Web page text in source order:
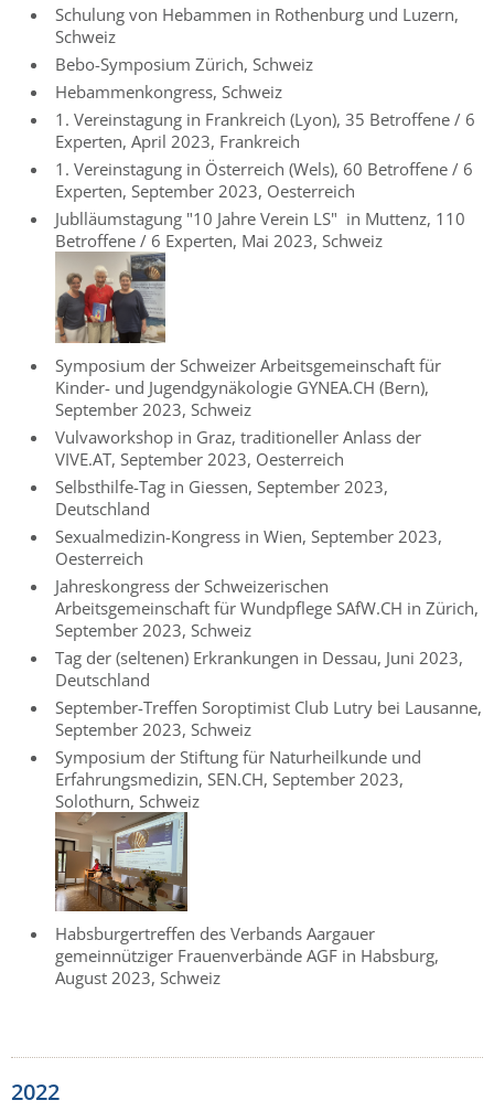
Schulung von Hebammen in Rothenburg und Luzern,
Schweiz
Bebo-Symposium Zürich, Schweiz
Hebammenkongress, Schweiz
1. Vereinstagung in Frankreich (Lyon), 35 Betroffene / 6
Experten, April 2023, Frankreich
1. Vereinstagung in Österreich (Wels), 60 Betroffene / 6
Experten, September 2023, Oesterreich
Jublläumstagung "10 Jahre Verein LS" in Muttenz, 110
Betroffene / 6 Experten, Mai 2023, Schweiz
Symposium der Schweizer Arbeitsgemeinschaft für
Kinder- und Jugendgynäkologie GYNEA.CH (Bern),
September 2023, Schweiz
Vulvaworkshop in Graz, traditioneller Anlass der
VIVE.AT, September 2023, Oesterreich
Selbsthilfe-Tag in Giessen, September 2023,
Deutschland
Sexualmedizin-Kongress in Wien, September 2023,
Oesterreich
Jahreskongress der Schweizerischen
Arbeitsgemeinschaft für Wundpflege SAfW.CH in Zürich,
September 2023, Schweiz
Tag der (seltenen) Erkrankungen in Dessau, Juni 2023,
Deutschland
September-Treffen Soroptimist Club Lutry bei Lausanne,
September 2023, Schweiz
Symposium der Stiftung für Naturheilkunde und
Erfahrungsmedizin, SEN.CH, September 2023,
Solothurn, Schweiz
Habsburgertreffen des Verbands Aargauer
gemeinnütziger Frauenverbände AGF in Habsburg,
August 2023, Schweiz
2022